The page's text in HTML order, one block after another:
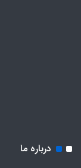
درباره ما